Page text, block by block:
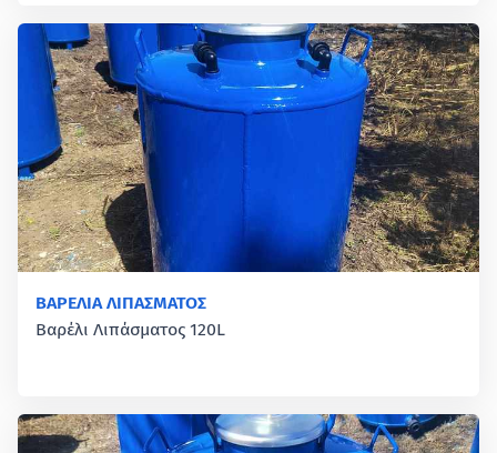
ΒΑΡΕΛΙΑ ΛΙΠΑΣΜΑΤΟΣ
Βαρέλι Λιπάσματος 120L